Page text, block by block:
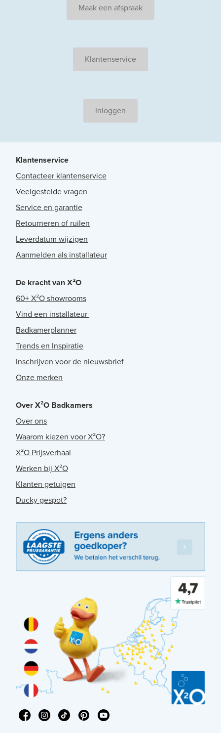
Maak een afspraak
Klantenservice
Inloggen
Klantenservice
Contacteer klantenservice
Veelgestelde vragen
Service en garantie
Retourneren of ruilen
Leverdatum wijzigen
Aanmelden als installateur
De kracht van X²O
60+ X²O showrooms
Vind een installateur
Badkamerplanner
Trends en Inspiratie
Inschrijven voor de nieuwsbrief
Onze merken
Over X²O Badkamers
Over ons
Waarom kiezen voor X²O?
X²O Prijsverhaal
Werken bij X²O
Klanten getuigen
Ducky gespot?